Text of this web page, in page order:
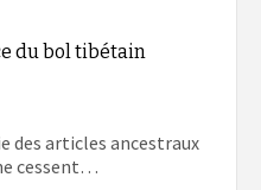
du bol tibétain
des articles ancestraux
cessent…